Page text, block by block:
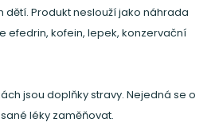
Produkt neslouží jako náhrada
efedrin, kofein, lepek, konzervační
jsou doplňky stravy. Nejedná se o
léky zaměňovat.